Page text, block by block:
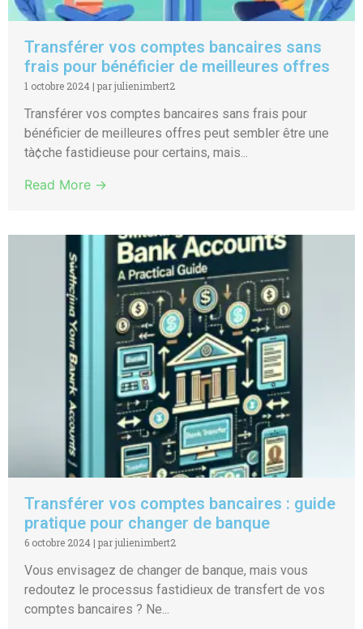
Transférer vos comptes bancaires sans
frais pour bénéficier de meilleures offres
1 octobre 2024 | par julienimbert2
Transférer vos comptes bancaires sans frais pour
bénéficier de meilleures offres peut sembler être une
tà¢che fastidieuse pour certains, mais...
Read More →
Transférer vos comptes bancaires : guide
pratique pour changer de banque
6 octobre 2024 | par julienimbert2
Vous envisagez de changer de banque, mais vous
redoutez le processus fastidieux de transfert de vos
comptes bancaires ? Ne...